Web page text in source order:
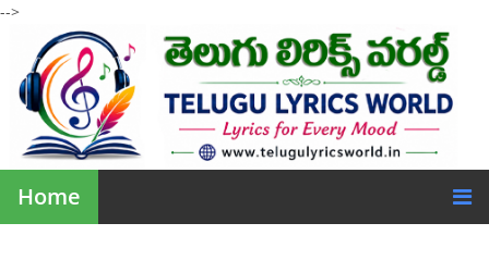
-->
Home